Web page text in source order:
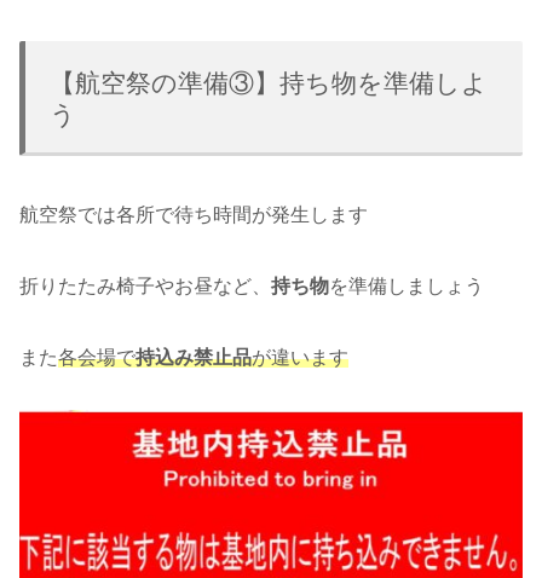
【航空祭の準備③】持ち物を準備しよ
う
航空祭では各所で待ち時間が発生します
折りたたみ椅子やお昼など、 持ち物を準備しましょう
また各会場で持込み禁止品が違います